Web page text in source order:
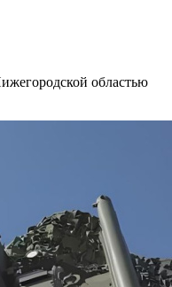
областью